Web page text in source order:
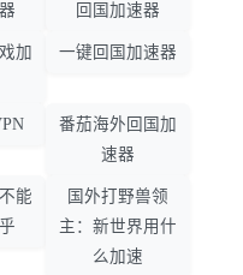
回国加速器
加
一键回国加速器
番茄海外回国加
速器
能
国外打野兽领
主：新世界用什
么加速